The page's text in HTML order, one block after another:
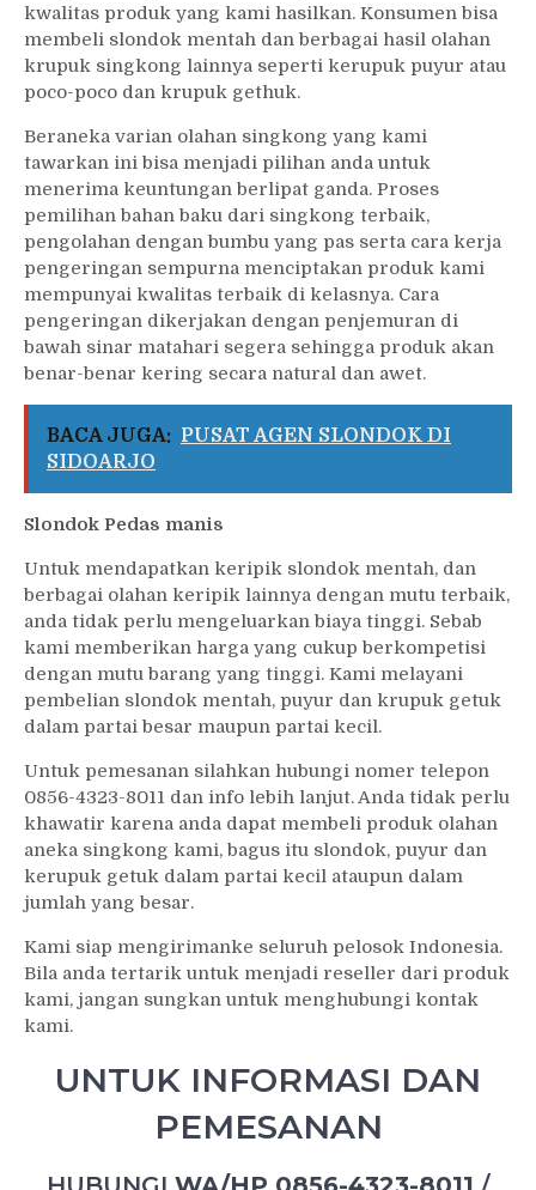
kwalitas produk yang kami hasilkan. Konsumen bisa
membeli slondok mentah dan berbagai hasil olahan
krupuk singkong lainnya seperti kerupuk puyur atau
poco-poco dan krupuk gethuk.
Beraneka varian olahan singkong yang kami
tawarkan ini bisa menjadi pilihan anda untuk
menerima keuntungan berlipat ganda. Proses
pemilihan bahan baku dari singkong terbaik,
pengolahan dengan bumbu yang pas serta cara kerja
pengeringan sempurna menciptakan produk kami
mempunyai kwalitas terbaik di kelasnya. Cara
pengeringan dikerjakan dengan penjemuran di
bawah sinar matahari segera sehingga produk akan
benar-benar kering secara natural dan awet.
BACA JUGA: PUSAT AGEN SLONDOK DI
SIDOARJO
Slondok Pedas manis
Untuk mendapatkan keripik slondok mentah, dan
berbagai olahan keripik lainnya dengan mutu terbaik,
anda tidak perlu mengeluarkan biaya tinggi. Sebab
kami memberikan harga yang cukup berkompetisi
dengan mutu barang yang tinggi. Kami melayani
pembelian slondok mentah, puyur dan krupuk getuk
dalam partai besar maupun partai kecil.
Untuk pemesanan silahkan hubungi nomer telepon
0856-4323-8011 dan info lebih lanjut. Anda tidak perlu
khawatir karena anda dapat membeli produk olahan
aneka singkong kami, bagus itu slondok, puyur dan
kerupuk getuk dalam partai kecil ataupun dalam
jumlah yang besar.
Kami siap mengirimanke seluruh pelosok Indonesia.
Bila anda tertarik untuk menjadi reseller dari produk
kami, jangan sungkan untuk menghubungi kontak
kami.
UNTUK INFORMASI DAN
PEMESANAN